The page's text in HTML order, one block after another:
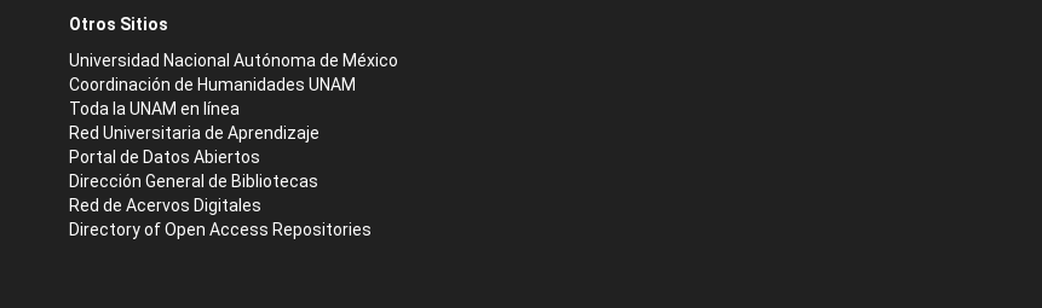
Otros Sitios
Universidad Nacional Autónoma de México
Coordinación de Humanidades UNAM
Toda la UNAM en línea
Red Universitaria de Aprendizaje
Portal de Datos Abiertos
Dirección General de Bibliotecas
Red de Acervos Digitales
Directory of Open Access Repositories